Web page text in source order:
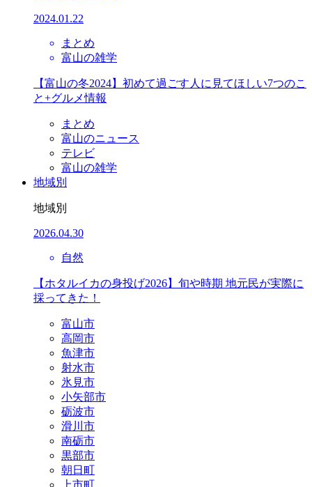
2024.01.22
まとめ
富山の雑学
【富山の冬2024】初めて過ごす人に見てほしい7つのこ
と+グルメ情報
まとめ
富山のニュース
テレビ
富山の雑学
地域別
地域別
2026.04.30
自然
【ホタルイカの身投げ2026】旬や時期 地元民が実際に
採ってきた！
富山市
高岡市
魚津市
射水市
氷見市
小矢部市
砺波市
滑川市
南砺市
黒部市
朝日町
上市町